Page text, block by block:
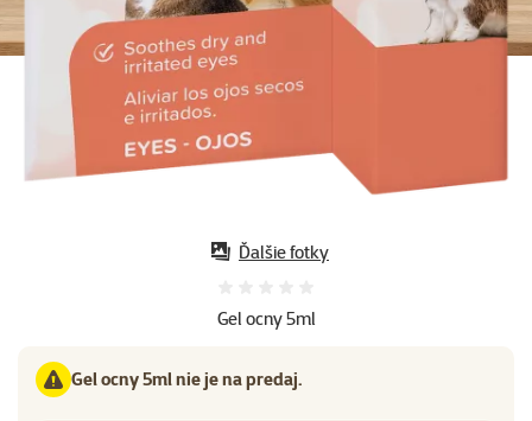
Gel ocny 5ml
Gel ocny 5ml nie je na predaj.
Ďalšie fotky